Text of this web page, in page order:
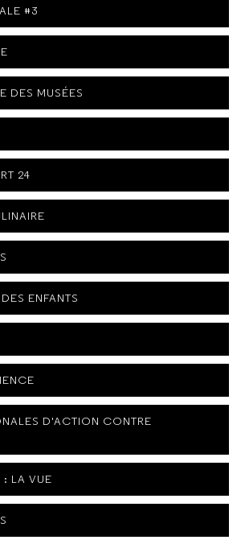
#3
DES MUSÉES
24
ENFANTS
D'ACTION CONTRE
: LA VUE